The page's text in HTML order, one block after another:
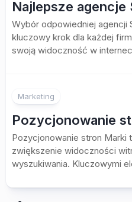
Najlepsze agencje
Wybór odpowiedniej agencji
kluczowy krok dla każdej
swoją widoczność w
Marketing
Pozycjonowanie
Pozycjonowanie stron Marki
zwiększenie widoczności
wyszukiwania. Kluczowymi